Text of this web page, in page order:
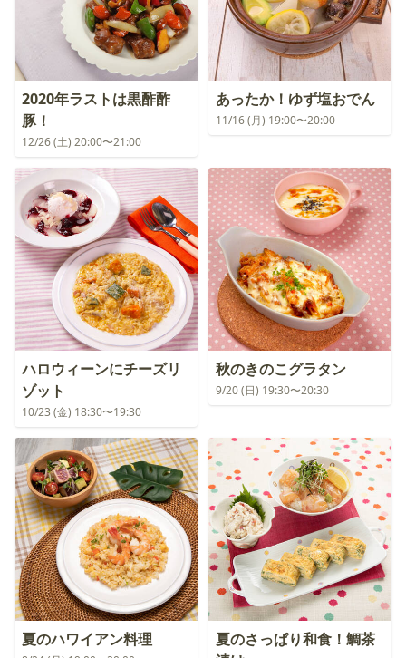
2020年ラストは黒酢酢
豚！
12/26 (土) 20:00〜21:00
あったか！ゆず塩おでん
11/16 (月) 19:00〜20:00
ハロウィーンにチーズリ
ゾット
10/23 (金) 18:30〜19:30
秋のきのこグラタン
9/20 (日) 19:30〜20:30
夏のハワイアン料理
夏のさっぱり和食！鯛茶